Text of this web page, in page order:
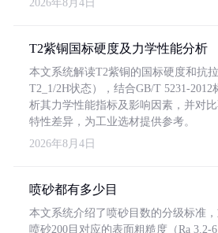
2026年8月4日
T2紫铜国标硬度及力学性能分析
本文系统解读T2紫铜的国标硬度和抗
T2_1/2H状态），结合GB/T 5231-2012
析其力学性能指标及影响因素，并对
特性差异，为工业选材提供参考。
2026年8月4日
喷砂都有多少目
本文系统介绍了喷砂目数的分级标准
喷砂200目对应的表面粗糙度（Ra 3.2-